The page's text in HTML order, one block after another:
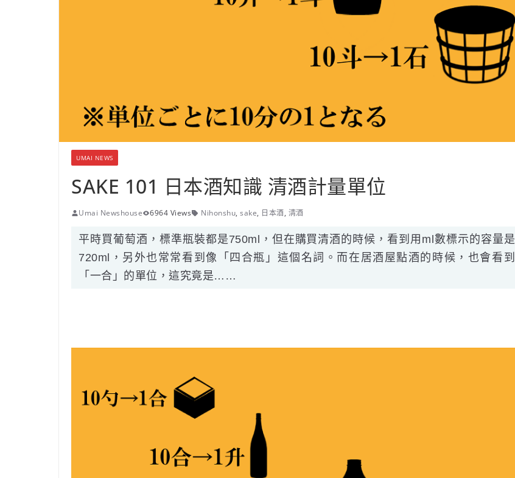
UMAI NEWS
SAKE 101 日本酒知識 清酒計量單位
Umai Newshouse 6964 Views Nihonshu, sake, 日本酒, 清酒
平時買葡萄酒，標準瓶裝都是750ml，但在購買清酒的時候，看到用ml數標示的容量是
720ml，另外也常常看到像「四合瓶」這個名詞。而在居酒屋點酒的時候，也會看到
「一合」的單位，這究竟是……